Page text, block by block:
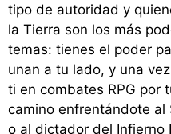
tipo de autoridad y
la Tierra son los más
temas: tienes el poder
unan a tu lado, y una
ti en combates RPG por
camino enfrentándote al
o al dictador del Infierno